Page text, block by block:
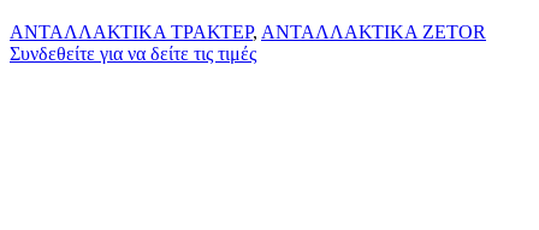
ΑΝΤΑΛΛΑΚΤΙΚΑ ΤΡΑΚΤΕΡ, ΑΝΤΑΛΛΑΚΤΙΚΑ ZETOR
Συνδεθείτε για να δείτε τις τιμές